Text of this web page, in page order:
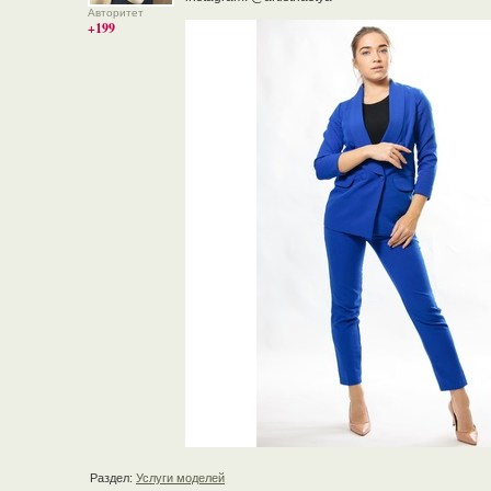
Авторитет
+199
Раздел: Услуги моделей